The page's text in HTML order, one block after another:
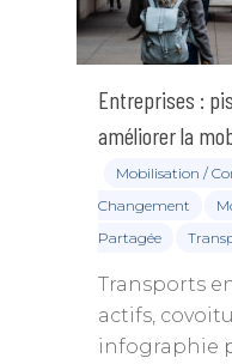
Entreprises :
améliorer la
Mobilisation /
Changement
Partagée
Transports
actifs,
infographie